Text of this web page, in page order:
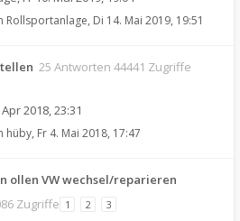
Rollsportanlage, Di 14. Mai 2019, 19:51
25 Antworten 44441 Zugriffe
2018, 23:31
hüby, Fr 4. Mai 2018, 17:47
ollen VW wechsel/reparieren
Zugriffe 1 2 3